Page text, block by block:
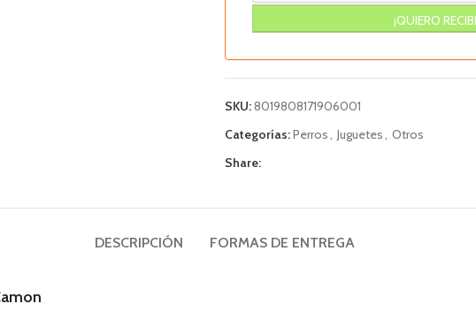
SKU:8019808171906001
Categorías:Perros, Juguetes, Otros
Share:
DESCRIPCIÓN FORMAS DE ENTREGA